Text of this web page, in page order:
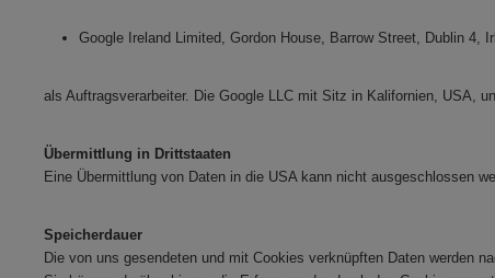
Google Ireland Limited, Gordon House, Barrow Street, Dublin 4,
als Auftragsverarbeiter. Die Google LLC mit Sitz in Kalifornien, USA,
Übermittlung in Drittstaaten
Eine Übermittlung von Daten in die USA kann nicht ausgeschlossen
Speicherdauer
Die von uns gesendeten und mit Cookies verknüpften Daten werden